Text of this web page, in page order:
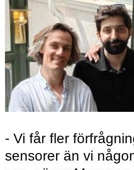
- Vi får fler
sensorer än vi